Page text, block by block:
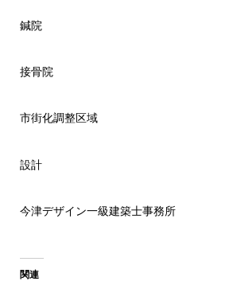
鍼院
接骨院
市街化調整区域
設計
今津デザイン一級建築士事務所
関連